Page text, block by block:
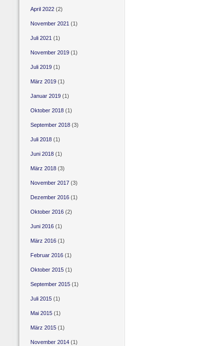
April 2022(2)
November 2021 (1)
Juli 2021 (1)
November 2019(1)
Juli 2019(1)
März 2019(1)
Januar 2019(1)
Oktober 2018(1)
September 2018(3)
Juli 2018(1)
Juni 2018(1)
März 2018(3)
November 2017(3)
Dezember 2016(1)
Oktober 2016(2)
Juni 2016(1)
März 2016(1)
Februar 2016(1)
Oktober 2015(1)
September 2015(1)
Juli 2015(1)
Mai 2015(1)
März 2015(1)
November 2014(1)